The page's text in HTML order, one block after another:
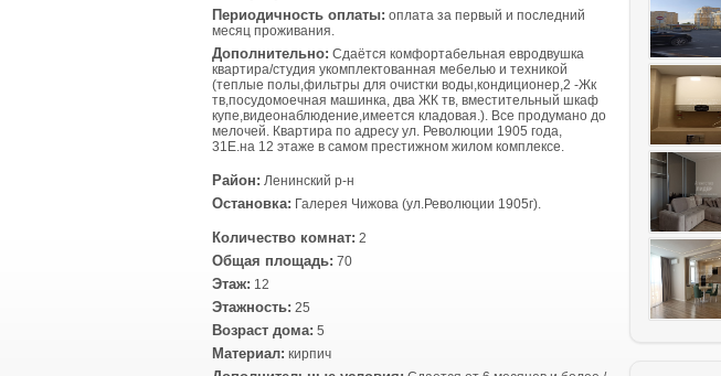
Периодичность оплаты: оплата за первый и последний
месяц проживания.
Дополнительно: Сдаётся комфортабельная евродвушка
квартира/студия укомплектованная мебелью и техникой
(теплые полы,фильтры для очистки воды,кондиционер,2 -Жк
тв,посудомоечная машинка, два ЖК тв, вместительный шкаф
купе,видеонаблюдение,имеется кладовая.). Все продумано до
мелочей. Квартира по адресу ул. Революции 1905 года,
31Е.на 12 этаже в самом престижном жилом комплексе.
Район: Ленинский р-н
Остановка: Галерея Чижова (ул.Революции 1905г).
Количество комнат: 2
Общая площадь: 70
Этаж: 12
Этажность: 25
Возраст дома: 5
Материал: кирпич